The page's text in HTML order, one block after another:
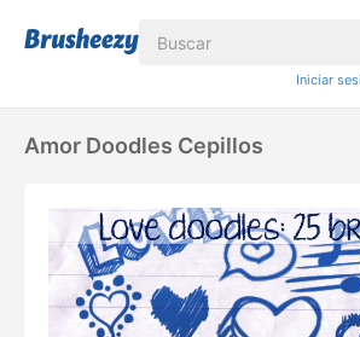
Iniciar
Amor Doodles Cepillos